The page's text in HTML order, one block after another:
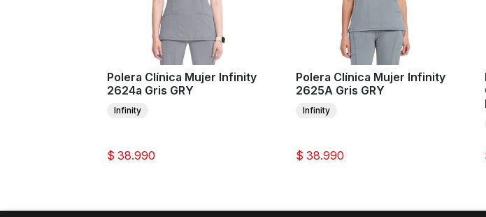
Polera Clínica Mujer Infinity
2624a Gris GRY
Infinity
$ 38.990
Polera Clínica Mujer Infinity
2625A Gris GRY
Infinity
$ 38.990